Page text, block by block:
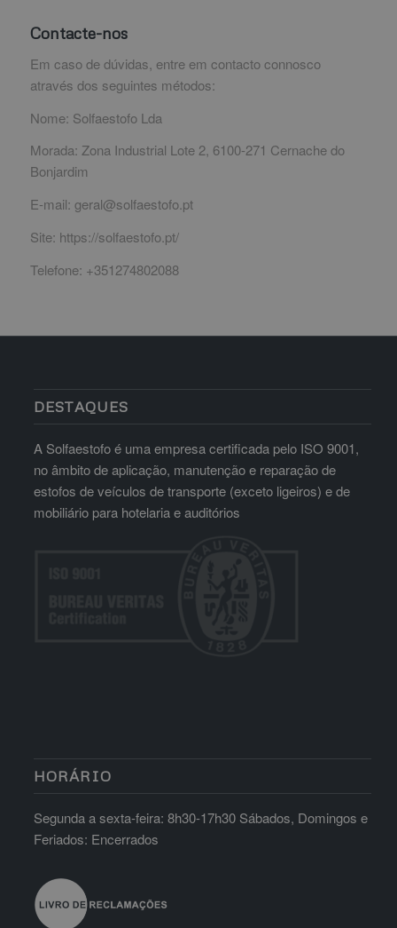
Contacte-nos
Em caso de dúvidas, entre em contacto connosco
através dos seguintes métodos:
Nome: Solfaestofo Lda
Morada: Zona Industrial Lote 2, 6100-271 Cernache do
Bonjardim
E-mail: geral@solfaestofo.pt
Site: https://solfaestofo.pt/
Telefone: +351274802088
DESTAQUES
A Solfaestofo é uma empresa certificada pelo ISO 9001,
no âmbito de aplicação, manutenção e reparação de
estofos de veículos de transporte (exceto ligeiros) e de
mobiliário para hotelaria e auditórios
HORÁRIO
Segunda a sexta-feira: 8h30-17h30 Sábados, Domingos e
Feriados: Encerrados